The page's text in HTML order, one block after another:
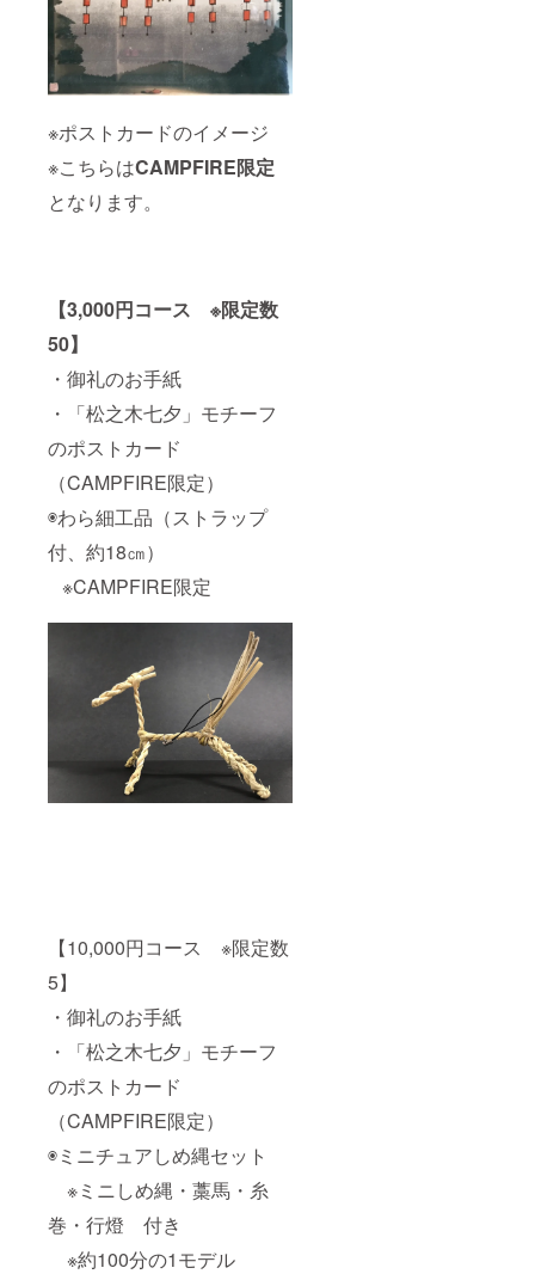
※ポストカードのイメージ
※こちらはCAMPFIRE限定
となります。
【3,000円コース ※限定数
50】
・御礼のお手紙
・「松之木七夕」モチーフ
のポストカード
（CAMPFIRE限定）
◉わら細工品（ストラップ
付、約18㎝）
※CAMPFIRE限定
【10,000円コース ※限定数
5】
・御礼のお手紙
・「松之木七夕」モチーフ
のポストカード
（CAMPFIRE限定）
◉ミニチュアしめ縄セット
※ミニしめ縄・藁馬・糸
巻・行燈 付き
※約100分の1モデル